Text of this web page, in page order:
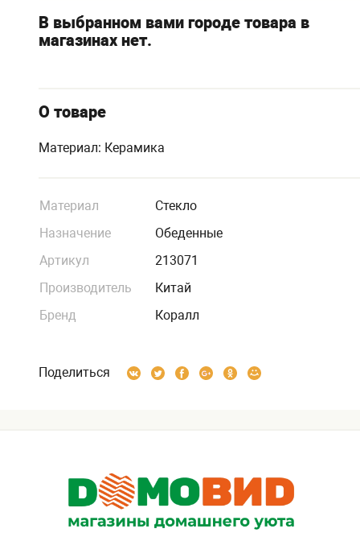
В выбранном вами городе товара в
магазинах нет.
О товаре
Материал: Керамика
Материал
Стекло
Назначение
Обеденные
Артикул
213071
Производитель
Китай
Бренд
Коралл
Поделиться